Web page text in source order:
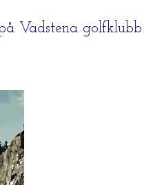
Vadstena golfklubb.